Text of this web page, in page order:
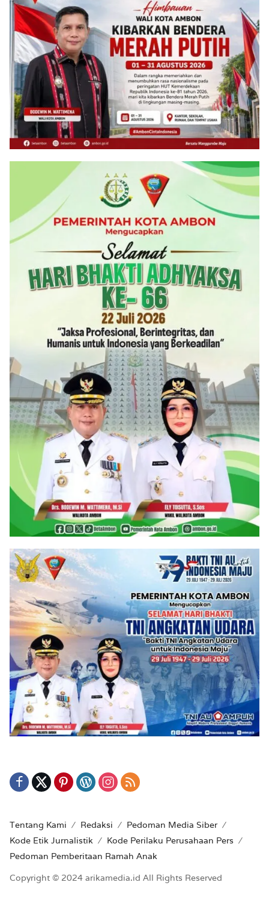
Tentang Kami Redaksi
Pedoman Media Siber
Kode Etik Jurnalistik
Kode Perilaku Perusahaan Pers
Pedoman Pemberitaan Ramah Anak
Copyright © 2024 arikamedia.id All Rights Reserved